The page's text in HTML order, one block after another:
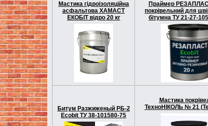
Мастика гідроізоляційна
асфальтова ХАМАСТ
ЕКОБIТ вiдро 20 кг
Праймер
покрівельний для
бітумна ТУ 21-27-
Битум Разжиженый РБ-2
Ecobit ТУ 38-101580-75
Мастика
ТехноНІКОЛЬ № 21